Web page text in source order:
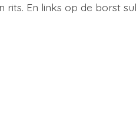
rits. En links op de borst